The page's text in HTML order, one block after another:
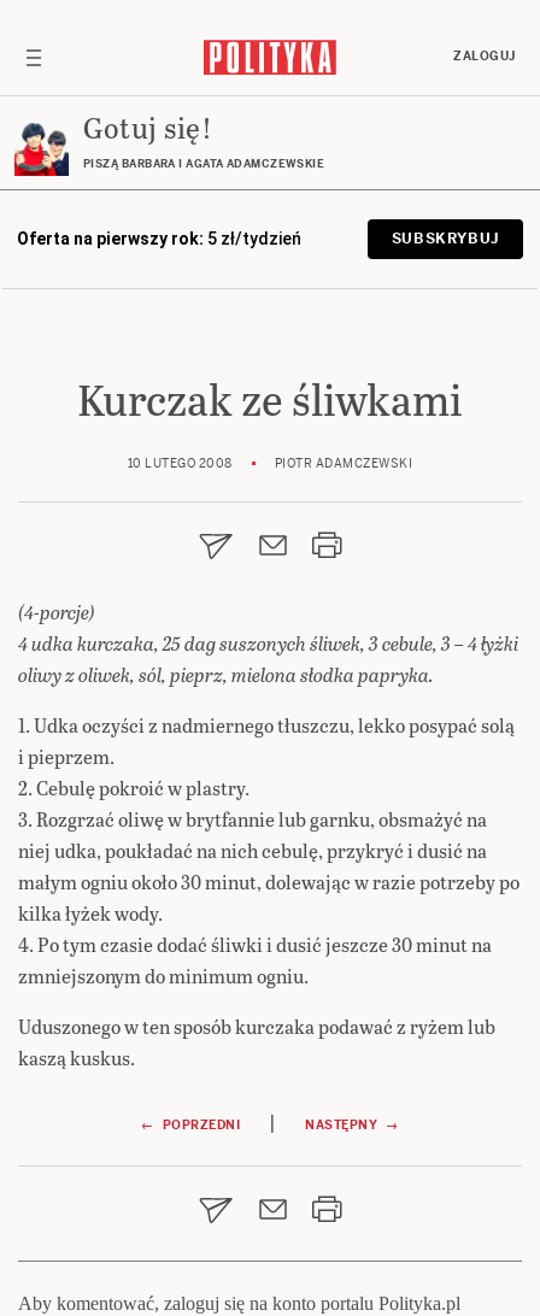
ZALOGUJ
Gotuj się!
PISZĄ BARBARA I AGATA ADAMCZEWSKIE
Oferta na pierwszy rok: 5 zł/tydzień SUBSKRYBUJ
Kurczak ze śliwkami
10 LUTEGO 2008 PIOTR ADAMCZEWSKI
(4-porcje)
4 udka kurczaka, 25 dag suszonych śliwek, 3 cebule, 3 – 4 łyżki
oliwy z oliwek, sól, pieprz, mielona słodka papryka.
1. Udka oczyści z nadmiernego tłuszczu, lekko posypać solą
i pieprzem.
2. Cebulę pokroić w plastry.
3. Rozgrzać oliwę w brytfannie lub garnku, obsmażyć na
niej udka, poukładać na nich cebulę, przykryć i dusić na
małym ogniu około 30 minut, dolewając w razie potrzeby po
kilka łyżek wody.
4. Po tym czasie dodać śliwki i dusić jeszcze 30 minut na
zmniejszonym do minimum ogniu.
Uduszonego w ten sposób kurczaka podawać z ryżem lub
kaszą kuskus.
Nawigacja
wpisu
← POPRZEDNI | NASTĘPNY →
Aby komentować, zaloguj się na konto portalu Polityka.pl